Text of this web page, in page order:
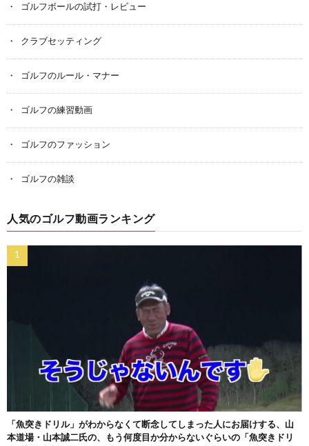
ゴルフボールの試打・レビュー
クラブセッティング
ゴルフのルール・マナー
ゴルフの練習動画
ゴルフのファッション
ゴルフの雑談
人気のゴルフ動画ランキング
「魚突きドリル」がわからなくて断念してしまった人にお届けする、山
本道場・山本誠二氏の、もう何度目か分からないぐらいの「魚突きドリ